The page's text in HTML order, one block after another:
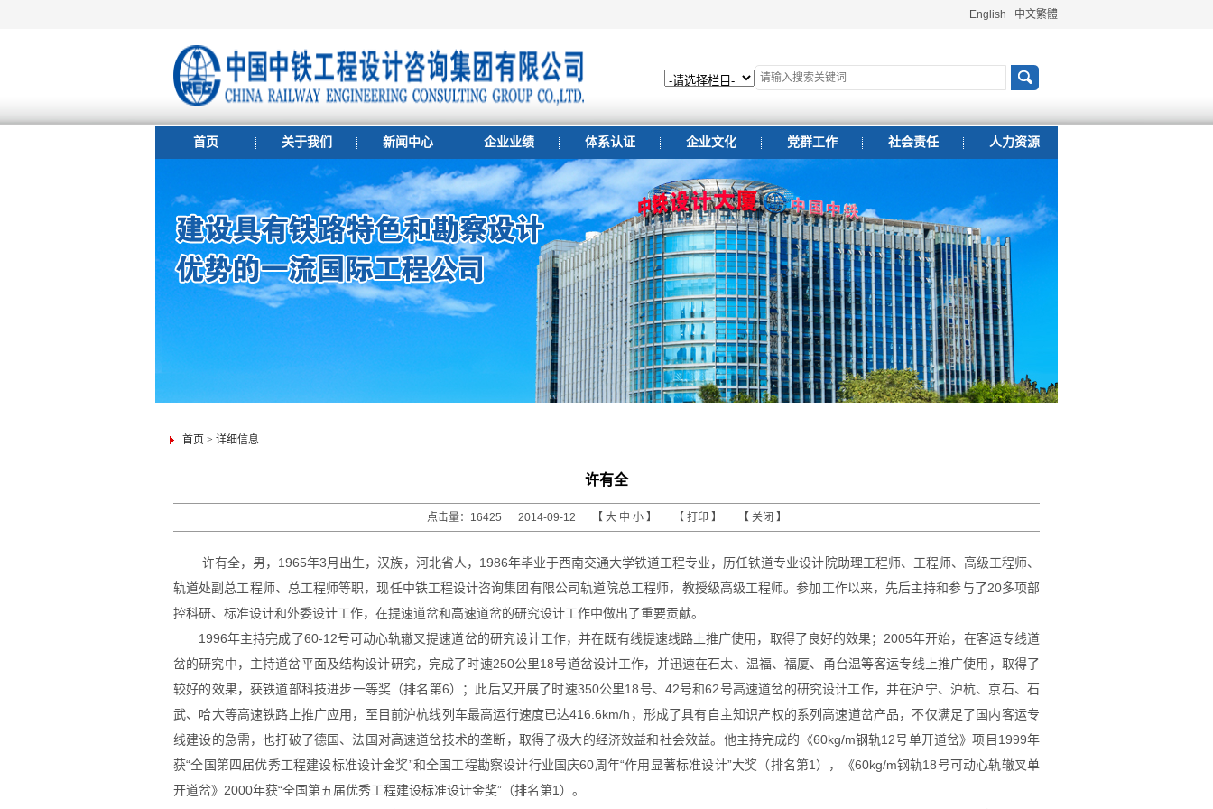
English 中文繁體
首页 关于我们 新闻中心 企业业绩 体系认证 企业文化 党群工作 社会责任 人力资源
首页 > 详细信息
许有全
点击量：16425 2014-09-12 【 大 中 小 】 【 打印 】 【 关闭 】
许有全，男，1965年3月出生，汉族，河北省人，1986年毕业于西南交通大学铁道工程专业，历任铁道专业设计院助理工程师、工程师、高级工程师、
轨道处副总工程师、总工程师等职，现任中铁工程设计咨询集团有限公司轨道院总工程师，教授级高级工程师。参加工作以来，先后主持和参与了20多项部
控科研、标准设计和外委设计工作，在提速道岔和高速道岔的研究设计工作中做出了重要贡献。
1996年主持完成了60-12号可动心轨辙叉提速道岔的研究设计工作，并在既有线提速线路上推广使用，取得了良好的效果；2005年开始，在客运专线道
岔的研究中，主持道岔平面及结构设计研究，完成了时速250公里18号道岔设计工作，并迅速在石太、温福、福厦、甬台温等客运专线上推广使用，取得了
较好的效果，获铁道部科技进步一等奖（排名第6）；此后又开展了时速350公里18号、42号和62号高速道岔的研究设计工作，并在沪宁、沪杭、京石、石
武、哈大等高速铁路上推广应用，至目前沪杭线列车最高运行速度已达416.6km/h，形成了具有自主知识产权的系列高速道岔产品，不仅满足了国内客运专
线建设的急需，也打破了德国、法国对高速道岔技术的垄断，取得了极大的经济效益和社会效益。他主持完成的《60kg/m钢轨12号单开道岔》项目1999年
获“全国第四届优秀工程建设标准设计金奖”和全国工程勘察设计行业国庆60周年“作用显著标准设计”大奖（排名第1），《60kg/m钢轨18号可动心轨辙叉单
开道岔》2000年获“全国第五届优秀工程建设标准设计金奖”（排名第1）。